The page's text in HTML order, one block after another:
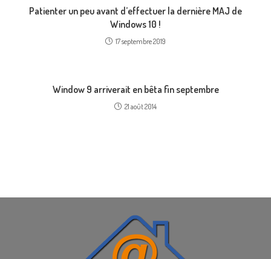
Patienter un peu avant d’effectuer la dernière MAJ de
Windows 10 !
17 septembre 2019
Window 9 arriverait en bêta fin septembre
21 août 2014